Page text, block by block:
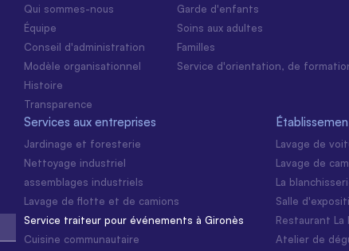
Qui sommes-nous
Équipe
Conseil d'administration
Modèle organisationnel
Histoire
Transparence
Garde d'enfants
Soins aux adultes
Familles
Service d'orientation, de
Services aux entreprises
Jardinage et foresterie
Nettoyage industriel
assemblages industriels
Lavage de flotte et de camions
Service traiteur pour événements à Gironès
Cuisine communautaire
Lavage de
Lavage de
La
Salle
Restaurant La
Atelier de